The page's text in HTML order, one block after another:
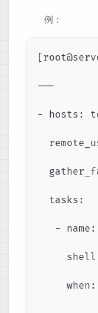
​ ​ 例：
---
- hosts:
  tasks:
-
when: